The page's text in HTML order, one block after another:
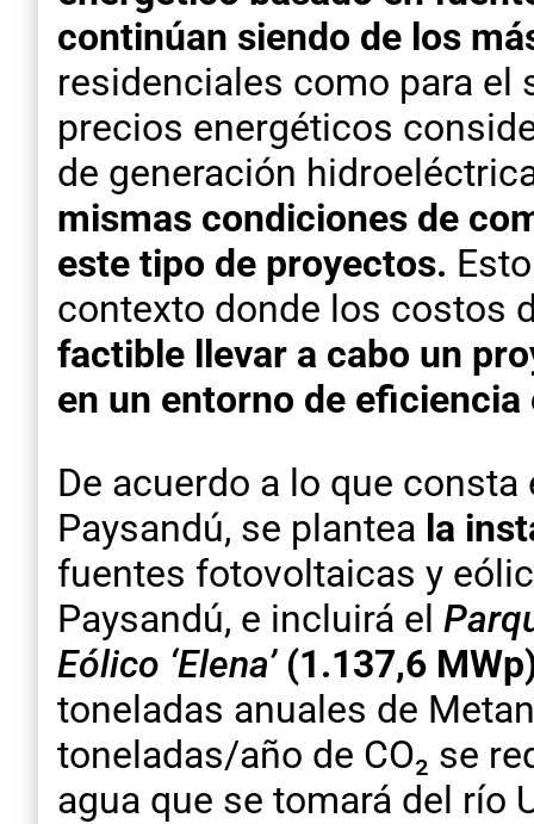
continúan siendo de los
residenciales como para el
precios energéticos
de generación
mismas condiciones de
este tipo de proyectos.
contexto donde los costos
factible llevar a cabo un
en un entorno de eficiencia
De acuerdo a lo que
Paysandú, se plantea la
fuentes fotovoltaicas y
Paysandú, e incluirá el
Eólico ‘Elena’ (1.137,6
toneladas anuales de
toneladas/año de CO₂ se
agua que se tomará del río